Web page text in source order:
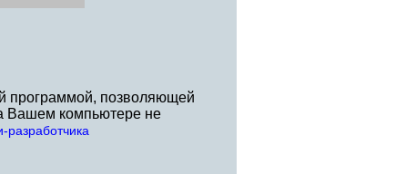
программой, позволяющей
Вашем компьютере не
разработчика